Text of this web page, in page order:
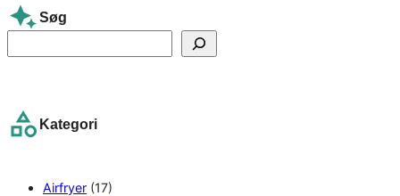
Søg
e
c
Kategori
Airfryer (17)